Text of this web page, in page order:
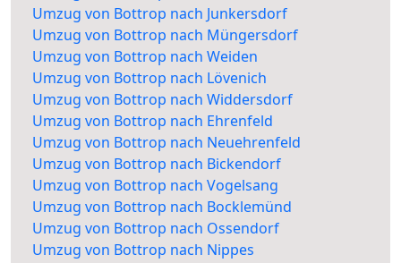
Umzug von Bottrop nach Junkersdorf
Umzug von Bottrop nach Müngersdorf
Umzug von Bottrop nach Weiden
Umzug von Bottrop nach Lövenich
Umzug von Bottrop nach Widdersdorf
Umzug von Bottrop nach Ehrenfeld
Umzug von Bottrop nach Neuehrenfeld
Umzug von Bottrop nach Bickendorf
Umzug von Bottrop nach Vogelsang
Umzug von Bottrop nach Bocklemünd
Umzug von Bottrop nach Ossendorf
Umzug von Bottrop nach Nippes